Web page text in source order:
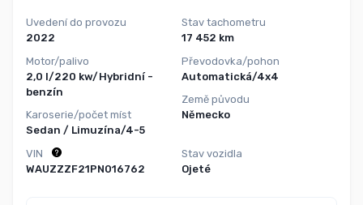
Uvedení do provozu
2022
Motor/palivo
2,0 l/220 kw/Hybridní -
benzín
Karoserie/počet míst
Sedan / Limuzína/4-5
Stav tachometru
17 452 km
Převodovka/pohon
Automatická/4x4
Země původu
Německo
VIN
WAUZZZF21PN016762
Stav vozidla
Ojeté